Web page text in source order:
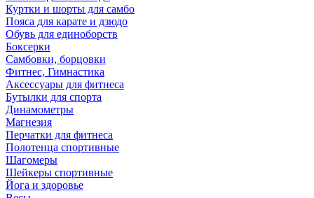
Куртки и шорты для самбо
Пояса для карате и дзюдо
Обувь для единоборств
Боксерки
Самбовки, борцовки
Фитнес, Гимнастика
Аксессуары для фитнеса
Бутылки для спорта
Динамометры
Магнезия
Перчатки для фитнеса
Полотенца спортивные
Шагомеры
Шейкеры спортивные
Йога и здоровье